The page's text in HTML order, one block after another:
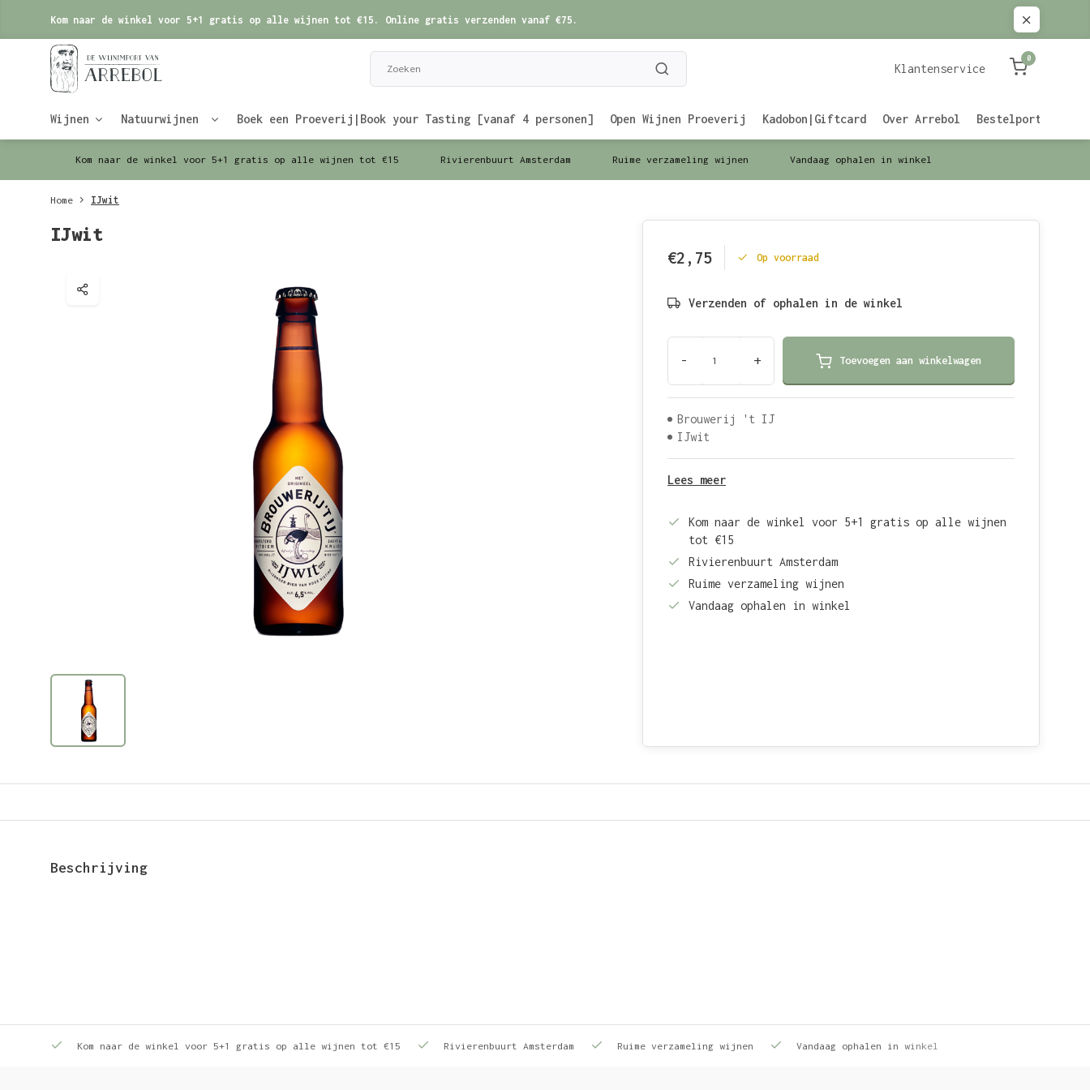
Kom naar de winkel voor 5+1 gratis op alle wijnen tot €15. Online gratis verzenden vanaf €75.
Klantenservice
0
Wijnen Natuurwijnen Boek een Proeverij|Book your Tasting [vanaf 4 personen] Open Wijnen Proeverij Kadobon|Giftcard Over Arrebol Bestelportaal
Kom naar de winkel voor 5+1 gratis op alle wijnen tot €15 Rivierenbuurt Amsterdam Ruime verzameling wijnen Vandaag ophalen in winkel
Home IJwit
IJwit
€2,75 Op voorraad
Verzenden of ophalen in de winkel
- + Toevoegen aan winkelwagen
Brouwerij 't IJ
IJwit
Lees meer
Kom naar de winkel voor 5+1 gratis op alle wijnen
tot €15
Rivierenbuurt Amsterdam
Ruime verzameling wijnen
Vandaag ophalen in winkel
Beschrijving
Kom naar de winkel voor 5+1 gratis op alle wijnen tot €15 Rivierenbuurt Amsterdam Ruime verzameling wijnen Vandaag ophalen in winkel